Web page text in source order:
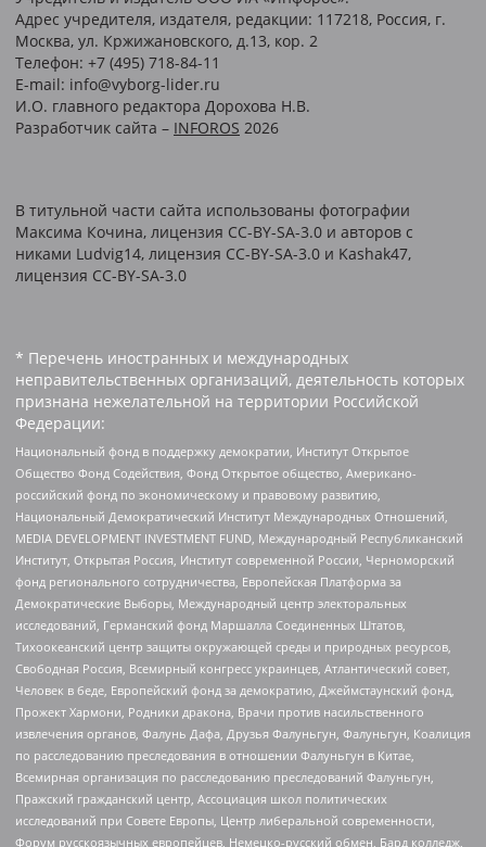
Адрес учредителя, издателя, редакции: 117218, Россия, г.
Москва, ул. Кржижановского, д.13, кор. 2
Телефон: +7 (495) 718-84-11
E-mail: info@vyborg-lider.ru
И.О. главного редактора Дорохова Н.В.
Разработчик сайта – INFOROS 2026
В титульной части сайта использованы фотографии
Максима Кочина, лицензия CC-BY-SA-3.0 и авторов c
никами Ludvig14, лицензия CC-BY-SA-3.0 и Kashak47,
лицензия CC-BY-SA-3.0
* Перечень иностранных и международных
неправительственных организаций, деятельность которых
признана нежелательной на территории Российской
Федерации:
Национальный фонд в поддержку демократии, Институт Открытое
Общество Фонд Содействия, Фонд Открытое общество, Американо-
российский фонд по экономическому и правовому развитию,
Национальный Демократический Институт Международных Отношений,
MEDIA DEVELOPMENT INVESTMENT FUND, Международный Республиканский
Институт, Открытая Россия, Институт современной России, Черноморский
фонд регионального сотрудничества, Европейская Платформа за
Демократические Выборы, Международный центр электоральных
исследований, Германский фонд Маршалла Соединенных Штатов,
Тихоокеанский центр защиты окружающей среды и природных ресурсов,
Свободная Россия, Всемирный конгресс украинцев, Атлантический совет,
Человек в беде, Европейский фонд за демократию, Джеймстаунский фонд,
Прожект Хармони, Родники дракона, Врачи против насильственного
извлечения органов, Фалунь Дафа, Друзья Фалуньгун, Фалуньгун, Коалиция
по расследованию преследования в отношении Фалуньгун в Китае,
Всемирная организация по расследованию преследований Фалуньгун,
Пражский гражданский центр, Ассоциация школ политических
исследований при Совете Европы, Центр либеральной современности,
Форум русскоязычных европейцев, Немецко-русский обмен, Бард колледж,